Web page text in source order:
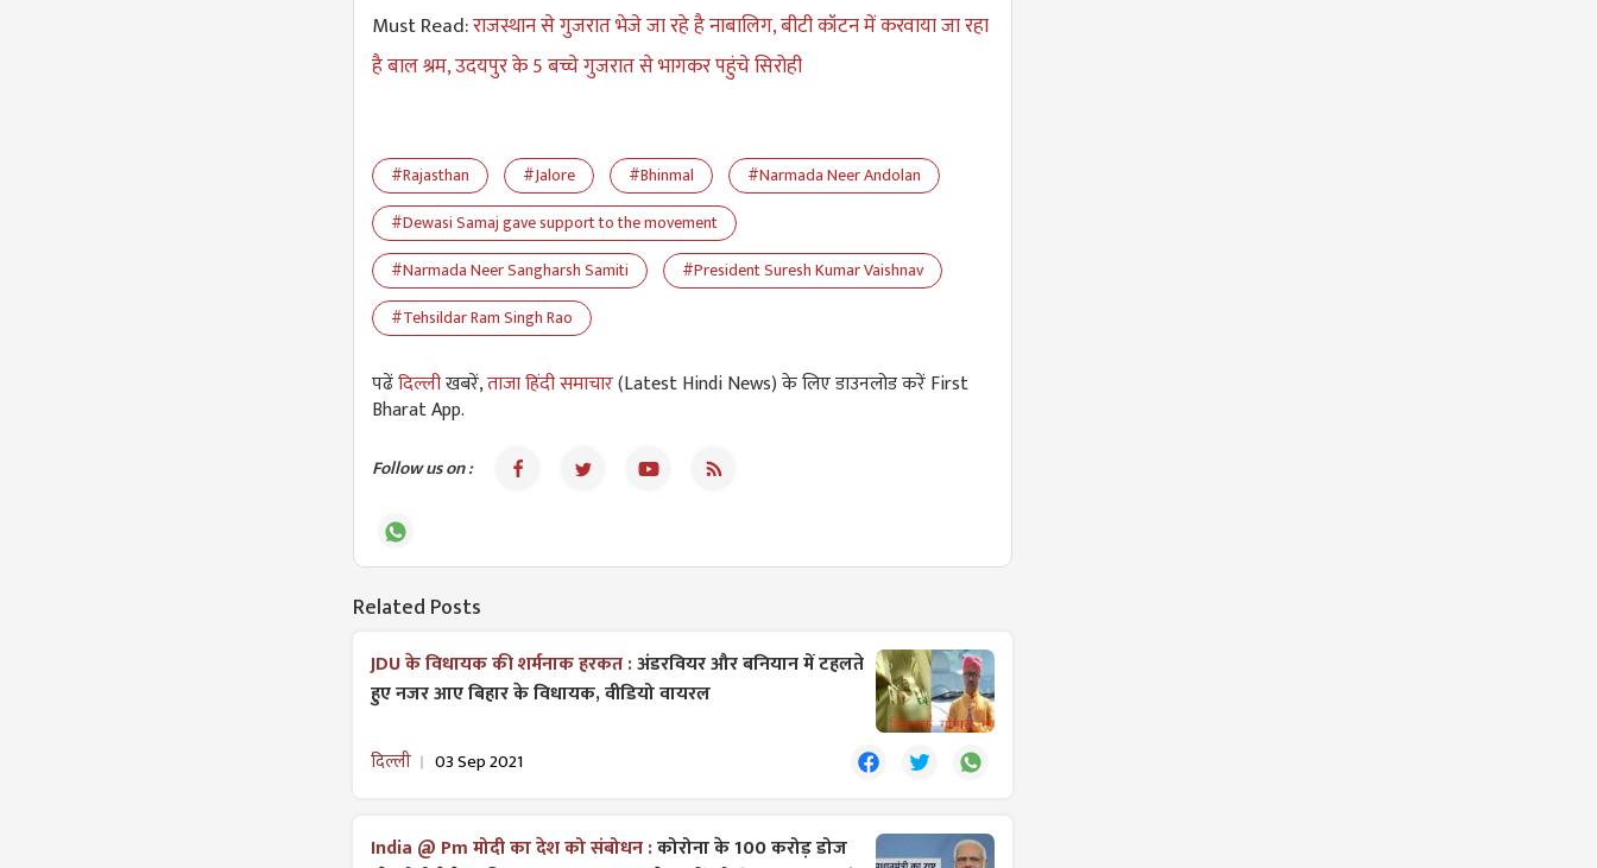
Must Read:राजस्थान से गुजरात भेजे जा रहे है नाबालिग, बीटी कॉटन में करवाया जा रहा
है बाल श्रम, उदयपुर के 5 बच्चे गुजरात से भागकर पहुंचे सिरोही
#Rajasthan #Jalore #Bhinmal
#Narmada Neer Andolan
#Dewasi Samaj gave support to the movement
#Narmada Neer Sangharsh Samiti
#President Suresh Kumar Vaishnav
#Tehsildar Ram Singh Rao
पढेंदिल्लीखबरें,ताजा हिंदी समाचार(Latest Hindi News) के लिए डाउनलोड करें First
Bharat App.
Follow us on :
Related Posts
JDU के विधायक की शर्मनाक हरकत :अंडरवियर और बनियान में टहलते
हुए नजर आए बिहार के विधायक, वीडियो वायरल
दिल्ली 03 Sep 2021
India @ Pm मोदी का देश को संबोधन :कोरोना के 100 करोड़ डोज